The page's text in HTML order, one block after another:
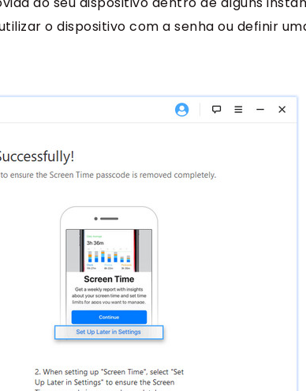
o dispositivo com a senha ou definir